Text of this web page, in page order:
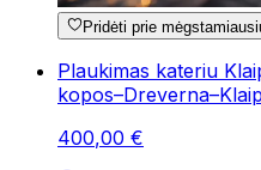
Pridėti prie
Plaukimas kateriu
400,00 €